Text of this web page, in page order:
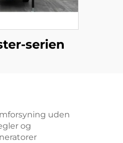
serien
uden
og